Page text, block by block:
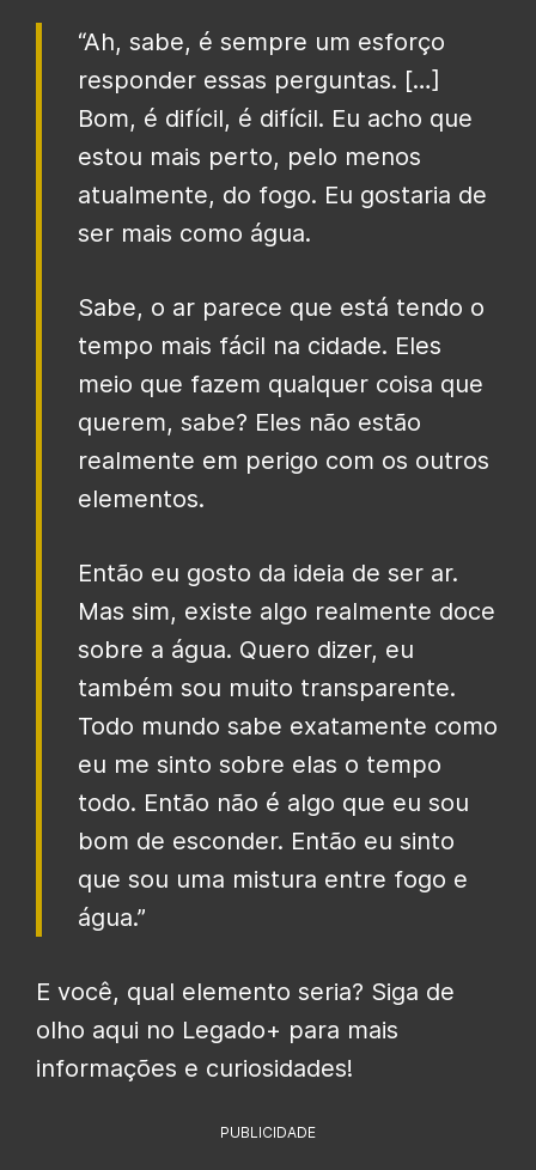
“Ah, sabe, é sempre um esforço
responder essas perguntas. […]
Bom, é difícil, é difícil. Eu acho que
estou mais perto, pelo menos
atualmente, do fogo. Eu gostaria de
ser mais como água.
Sabe, o ar parece que está tendo o
tempo mais fácil na cidade. Eles
meio que fazem qualquer coisa que
querem, sabe? Eles não estão
realmente em perigo com os outros
elementos.
Então eu gosto da ideia de ser ar.
Mas sim, existe algo realmente doce
sobre a água. Quero dizer, eu
também sou muito transparente.
Todo mundo sabe exatamente como
eu me sinto sobre elas o tempo
todo. Então não é algo que eu sou
bom de esconder. Então eu sinto
que sou uma mistura entre fogo e
água.”
E você, qual elemento seria? Siga de
olho aqui no Legado+ para mais
informações e curiosidades!
PUBLICIDADE